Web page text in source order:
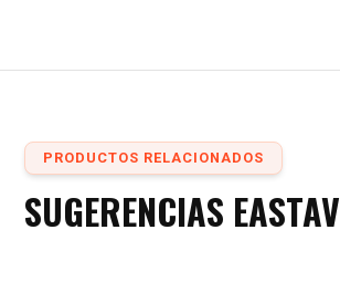
PRODUCTOS RELACIONADOS
SUGERENCIAS EASTAV